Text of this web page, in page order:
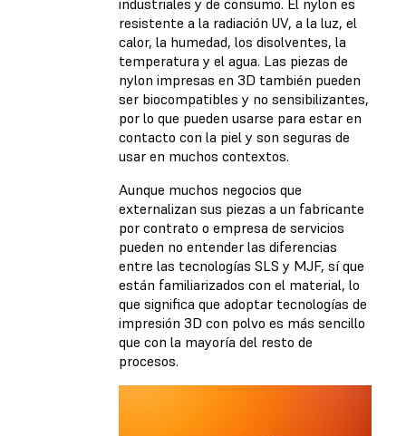
resistente a la radiación UV, a la luz, el
calor, la humedad, los disolventes, la
temperatura y el agua. Las piezas de
nylon impresas en 3D también pueden
ser biocompatibles y no sensibilizantes,
por lo que pueden usarse para estar en
contacto con la piel y son seguras de
usar en muchos contextos.
Aunque muchos negocios que
externalizan sus piezas a un fabricante
por contrato o empresa de servicios
pueden no entender las diferencias
entre las tecnologías SLS y MJF, sí que
están familiarizados con el material, lo
que significa que adoptar tecnologías de
impresión 3D con polvo es más sencillo
que con la mayoría del resto de
procesos.